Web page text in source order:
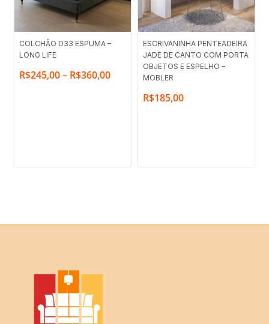
COLCHÃO D33 ESPUMA –
LONG LIFE
R$245,00 – R$360,00preço:
R$245,00
ESCRIVANINHA PENTEADEIRA
JADE DE CANTO COM PORTA
OBJETOS E ESPELHO –
MOBLER
R$185,00